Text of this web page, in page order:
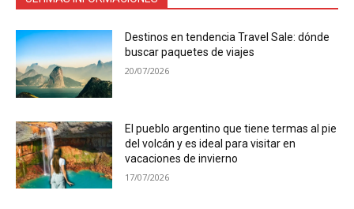
Destinos en tendencia Travel Sale: dónde
buscar paquetes de viajes
20/07/2026
El pueblo argentino que tiene termas al pie
del volcán y es ideal para visitar en
vacaciones de invierno
17/07/2026